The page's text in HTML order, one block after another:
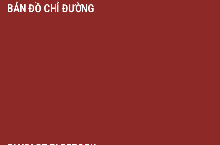
BẢN ĐỒ CHỈ ĐƯỜNG